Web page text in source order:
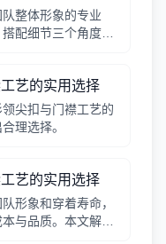
整体形象的专业
配细节三个角度，
艺的实用选择
尖扣与门襟工艺的
理选择。
艺的实用选择
形象和穿着寿命，
与品质。本文解析